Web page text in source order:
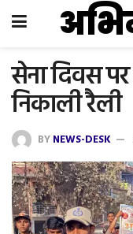
सेना दिवस पर
निकाली रैली
BYNEWS-DESK